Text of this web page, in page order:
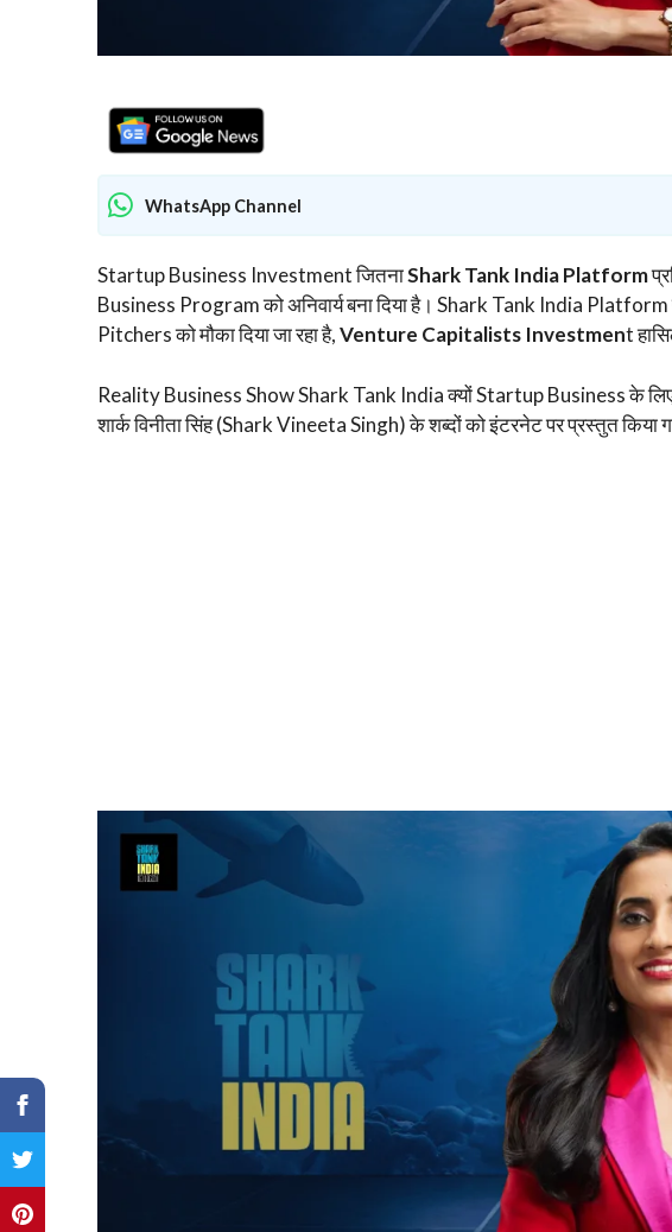
WhatsApp Channel
Startup Business Investment जितनाShark Tank India Platform
Business Program को अनिवार्य बना दिया है। Shark Tank India
Pitchers को मौका दिया जा रहा है,Venture Capitalists Investment
Reality Business Show Shark Tank India क्यों Startup Business के
शार्क विनीता सिंह (Shark Vineeta Singh) के शब्दों को इंटरनेट पर प्रस्तुत किया